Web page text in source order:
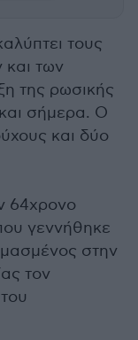
τους
των
της ρωσικής
σήμερα. Ο
και δύο
64χρονο
γεννήθηκε
στην
τον